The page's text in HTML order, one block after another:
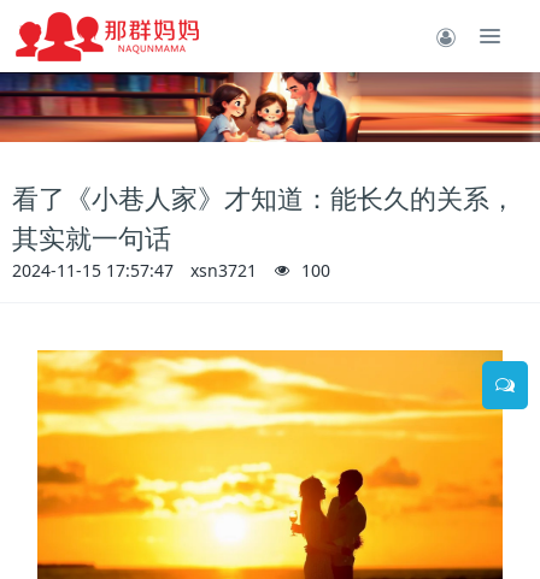
看了《小巷人家》才知道：能长久的关系，
其实就一句话
2024-11-15 17:57:47 xsn3721 100